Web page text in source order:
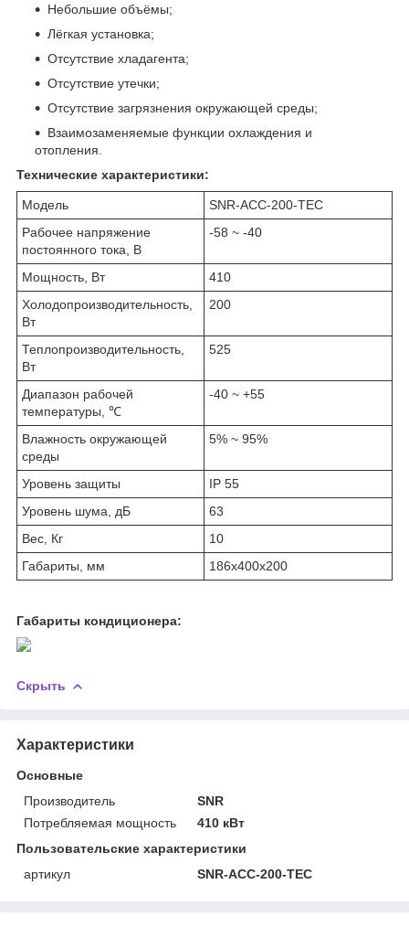
Небольшие объёмы;
Лёгкая установка;
Отсутствие хладагента;
Отсутствие утечки;
Отсутствие загрязнения окружающей среды;
Взаимозаменяемые функции охлаждения и
отопления.
Технические характеристики:
Модель
SNR-ACC-200-TEC
Рабочее напряжение
постоянного тока, В
-58 ~ -40
Мощность, Вт
410
Холодопроизводительность,
Вт
200
Теплопроизводительность,
Вт
525
Диапазон рабочей
температуры, ℃
-40 ~ +55
Влажность окружающей
среды
5% ~ 95%
Уровень защиты
IP 55
Уровень шума, дБ
63
Вес, Кг
10
Габариты, мм
186х400х200
Габариты кондиционера:
Скрыть
Характеристики
Основные
Производитель
SNR
Потребляемая мощность
410 кВт
Пользовательские характеристики
артикул
SNR-ACC-200-TEC